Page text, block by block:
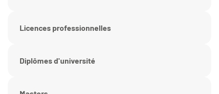
Licences professionnelles
Diplômes d'université